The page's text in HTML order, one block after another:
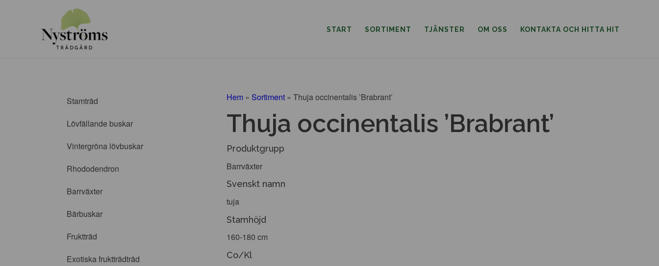
START SORTIMENT TJÄNSTER OM OSS KONTAKTA OCH HITTA HIT
Stamträd
Lövfällande buskar
Vintergröna lövbuskar
Rhododendron
Barrväxter
Bärbuskar
Fruktträd
Exotiska fruktträdträd
Hem » Sortiment » Thuja occinentalis ’Brabrant’
Thuja occinentalis ’Brabrant’
Produktgrupp
Barrväxter
Svenskt namn
tuja
Stamhöjd
160-180 cm
Co/Kl